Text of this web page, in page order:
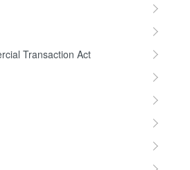
Transaction Act